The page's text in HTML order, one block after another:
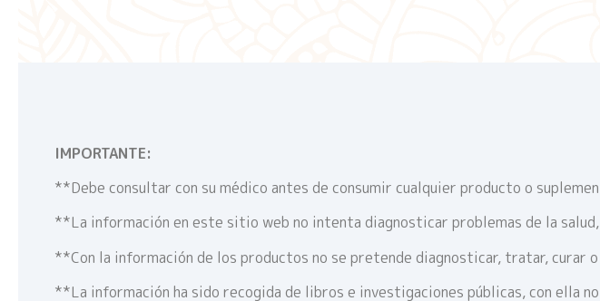
IMPORTANTE:
**Debe consultar con su médico antes de consumir cualquier producto o
**La información en este sitio web no intenta diagnosticar problemas de la
**Con la información de los productos no se pretende diagnosticar, tratar, curar
**La información ha sido recogida de libros e investigaciones públicas, con ella